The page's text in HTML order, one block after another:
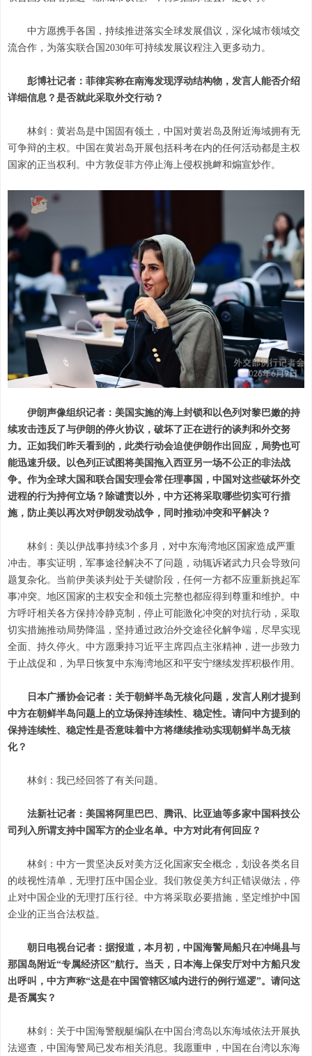
中方愿携手各国，持续推进落实全球发展倡议，深化城市领域交
流合作，为落实联合国2030年可持续发展议程注入更多动力。
彭博社记者：菲律宾称在南海发现浮动结构物，发言人能否介绍
详细信息？是否就此采取外交行动？
林剑：黄岩岛是中国固有领土，中国对黄岩岛及附近海域拥有无
可争辩的主权。中国在黄岩岛开展包括科考在内的任何活动都是主权
国家的正当权利。中方敦促菲方停止海上侵权挑衅和煽宣炒作。
伊朗声像组织记者：美国实施的海上封锁和以色列对黎巴嫩的持
续攻击违反了与伊朗的停火协议，破坏了正在进行的谈判和外交努
力。正如我们昨天看到的，此类行动会迫使伊朗作出回应，局势也可
能迅速升级。以色列正试图将美国拖入西亚另一场不公正的非法战
争。作为全球大国和联合国安理会常任理事国，中国对这些破坏外交
进程的行为持何立场？除谴责以外，中方还将采取哪些切实可行措
施，防止美以再次对伊朗发动战争，同时推动冲突和平解决？
林剑：美以伊战事持续3个多月，对中东海湾地区国家造成严重
冲击。事实证明，军事途径解决不了问题，动辄诉诸武力只会导致问
题复杂化。当前伊美谈判处于关键阶段，任何一方都不应重新挑起军
事冲突。地区国家的主权安全和领土完整也都应得到尊重和维护。中
方呼吁相关各方保持冷静克制，停止可能激化冲突的对抗行动，采取
切实措施推动局势降温，坚持通过政治外交途径化解争端，尽早实现
全面、持久停火。中方愿秉持习近平主席四点主张精神，进一步致力
于止战促和，为早日恢复中东海湾地区和平安宁继续发挥积极作用。
日本广播协会记者：关于朝鲜半岛无核化问题，发言人刚才提到
中方在朝鲜半岛问题上的立场保持连续性、稳定性。请问中方提到的
保持连续性、稳定性是否意味着中方将继续推动实现朝鲜半岛无核
化？
林剑：我已经回答了有关问题。
法新社记者：美国将阿里巴巴、腾讯、比亚迪等多家中国科技公
司列入所谓支持中国军方的企业名单。中方对此有何回应？
林剑：中方一贯坚决反对美方泛化国家安全概念，划设各类名目
的歧视性清单，无理打压中国企业。我们敦促美方纠正错误做法，停
止对中国企业的无理打压行径。中方将采取必要措施，坚定维护中国
企业的正当合法权益。
朝日电视台记者：据报道，本月初，中国海警局船只在冲绳县与
那国岛附近“专属经济区”航行。当天，日本海上保安厅对中方船只发
出呼叫，中方声称“这是在中国管辖区域内进行的例行巡逻”。请问这
是否属实？
林剑：关于中国海警舰艇编队在中国台湾岛以东海域依法开展执
法巡查，中国海警局已发布相关消息。我愿重申，中国在台湾以东海